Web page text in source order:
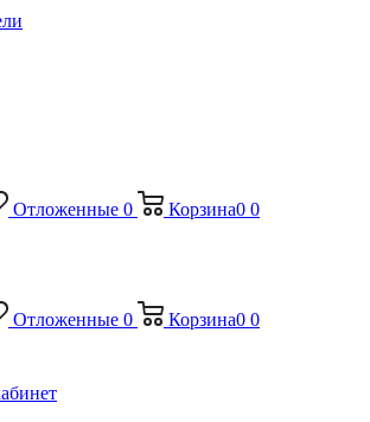
Отложенные 0 Корзина0 0
Отложенные 0 Корзина0 0